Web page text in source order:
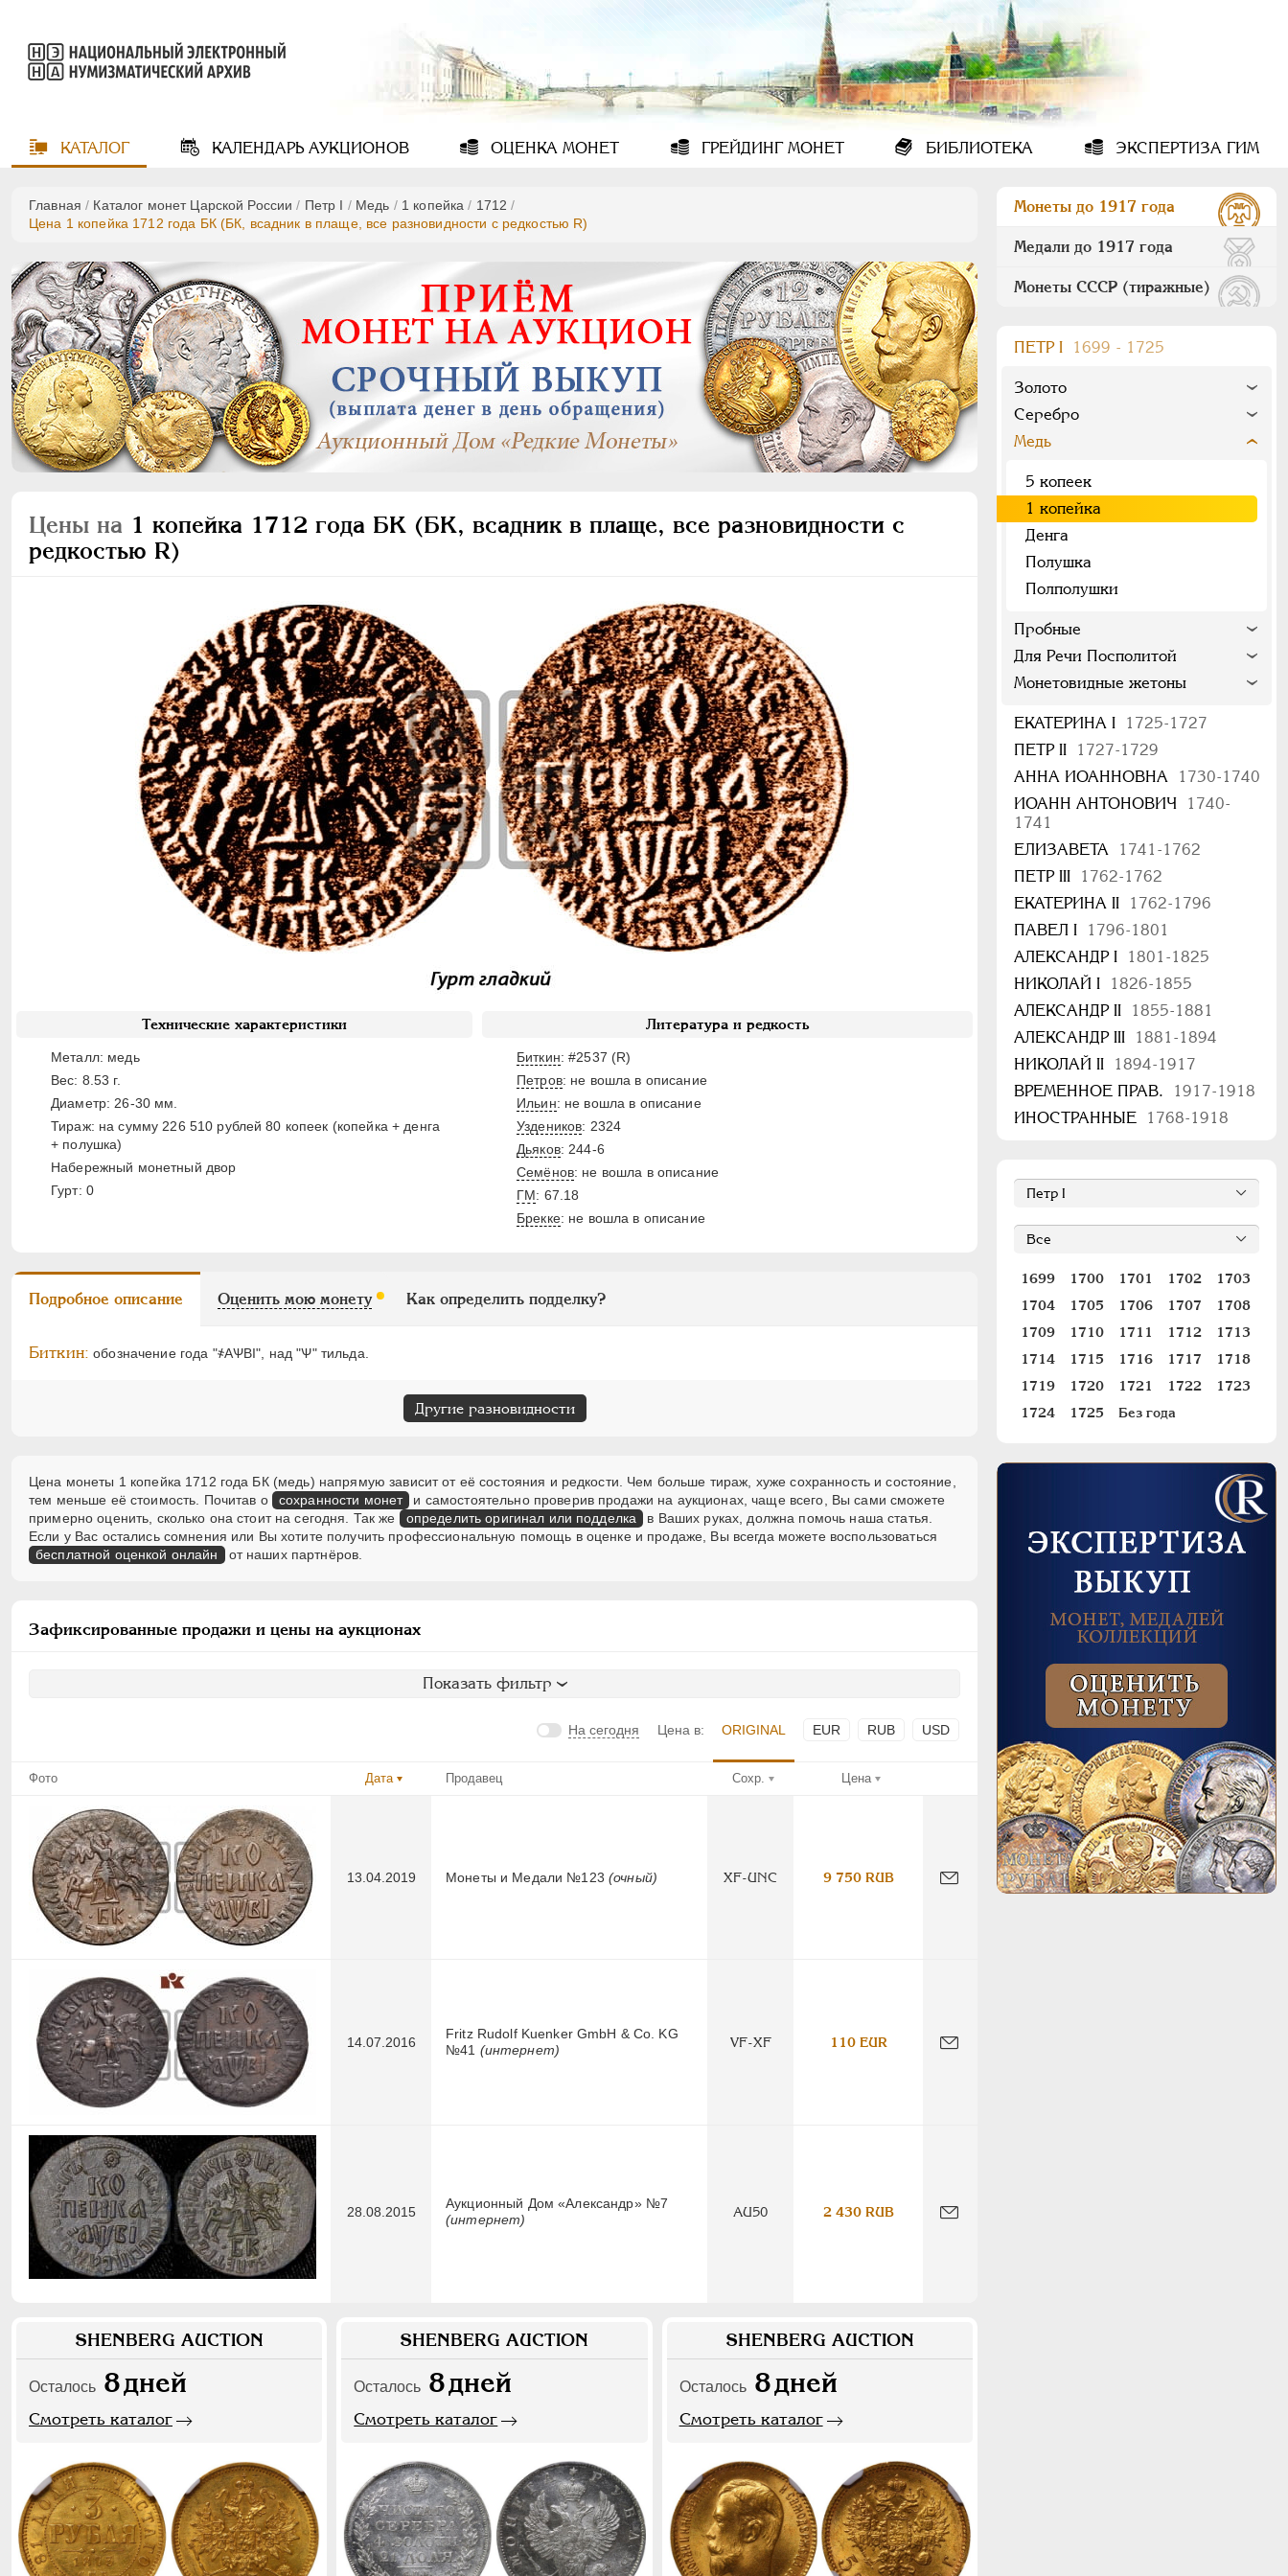
КАТАЛОГ КАЛЕНДАРЬАУКЦИОНОВ ОЦЕНКА МОНЕТ ГРЕЙДИНГМОНЕТ БИБЛИОТЕКА ЭКСПЕРТИЗА ГИМ
Главная / Каталог монет Царской России / Пeтр I / Медь / 1 копейка / 1712 /
Цена 1 копейка 1712 года БК (БК, всадник в плаще, все разновидности с редкостью R)
Цены на 1 копейка 1712 года БК (БК, всадник в плаще, все разновидности с
редкостью R)
Технические характеристики
Металл: медь
Вес: 8.53 г.
Диаметр: 26-30 мм.
Тираж: на сумму 226 510 рублей 80 копеек (копейка + денга
+ полушка)
Набережный монетный двор
Гурт: 0
Литература и редкость
Биткин: #2537 (R)
Петров: не вошла в описание
Ильин: не вошла в описание
Уздеников: 2324
Дьяков: 244-6
Семёнов: не вошла в описание
ГМ: 67.18
Брекке: не вошла в описание
Подробное описание Оценить мою монету Как определить подделку?
Биткин: обозначение года "҂АѰВI", над "Ѱ" тильда.
Другие разновидности
Цена монеты 1 копейка 1712 года БК (медь) напрямую зависит от её состояния и редкости. Чем больше тираж, хуже сохранность и состояние,
тем меньше её стоимость. Почитав о
сохранности монет
и самостоятельно проверив продажи на аукционах, чаще всего, Вы сами сможете
примерно оценить, сколько она стоит на сегодня. Так же
определить оригинал или подделка
в Ваших руках, должна помочь наша статья.
Если у Вас остались сомнения или Вы хотите получить профессиональную помощь в оценке и продаже, Вы всегда можете воспользоваться
бесплатной оценкой онлайн от наших партнёров.
Зафиксированные продажи и цены на аукционах
Показать фильтр
На сегодня Цена в: ORIGINAL EUR RUB USD
Фото Дата Продавец Сохр. Цена
13.04.2019 Монеты и Медали №123 (очный) XF-UNC 9 750 RUB
14.07.2016
Fritz Rudolf Kuenker GmbH & Co. KG
№41 (интернет)
VF-XF 110 EUR
28.08.2015
Аукционный Дом «Александр» №7
(интернет)
AU50 2 430 RUB
SHENBERG AUCTION
Осталось 8дней
Смотреть каталог
SHENBERG AUCTION
Осталось 8дней
Смотреть каталог
SHENBERG AUCTION
Осталось 8дней
Смотреть каталог
Монеты до 1917 года
Медали до 1917 года
Монеты СССР (тиражные)
ПEТР I 1699 - 1725
Золото
Серебро
Медь
5 копеек
1 копейка
Денга
Полушка
Полполушки
Пробные
Для Речи Посполитой
Монетовидные жетоны
ЕКАТЕРИНА I
1725-1727
ПЕТР II
1727-1729
АННА ИОАННОВНА
1730-1740
ИОАНН АНТОНОВИЧ
1740-
1741
ЕЛИЗАВЕТА
1741-1762
ПЕТР III
1762-1762
ЕКАТЕРИНА II
1762-1796
ПАВЕЛ I
1796-1801
АЛЕКСАНДР I
1801-1825
НИКОЛАЙ I
1826-1855
АЛЕКСАНДР II
1855-1881
АЛЕКСАНДР III
1881-1894
НИКОЛАЙ II
1894-1917
ВРЕМЕННОЕ ПРАВ.
1917-1918
ИНОСТРАННЫЕ
1768-1918
1699 1700 1701 1702
1703
1704
1705 1706 1707
1708
1709
1710 1711 1712
1713
1714
1715 1716 1717
1718
1719
1720 1721 1722
1723
1724
1725 Без года